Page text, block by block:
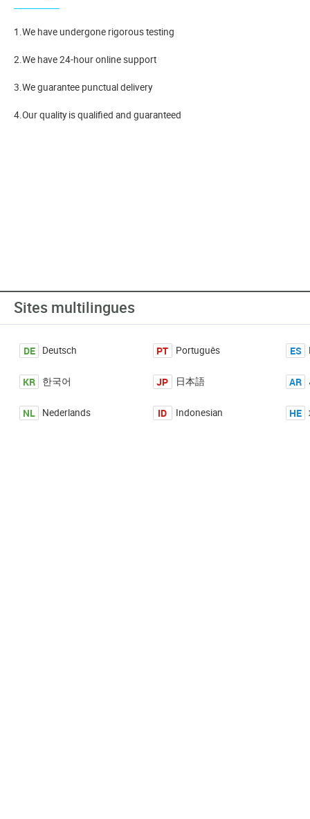
1.We have undergone rigorous testing
2.We have 24-hour online support
3.We guarantee punctual delivery
4.Our quality is qualified and guaranteed
Sites multilingues
DE Deutsch PT Português ES
KR 한국어 JP 日本語 AR
NL Nederlands ID Indonesian HE